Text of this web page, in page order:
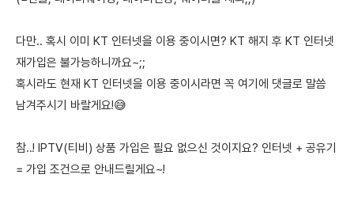
다만.. 혹시 이미 KT 인터넷을 이용 중이시면? KT 해지 후 KT 인터넷
재가입은 불가능하니까요~;;
혹시라도 현재 KT 인터넷을 이용 중이시라면 꼭 여기에 댓글로 말씀
남겨주시기 바랄게요!😅
참..! IPTV(티비) 상품 가입은 필요 없으신 것이지요? 인터넷 + 공유기
= 가입 조건으로 안내드릴게요~!